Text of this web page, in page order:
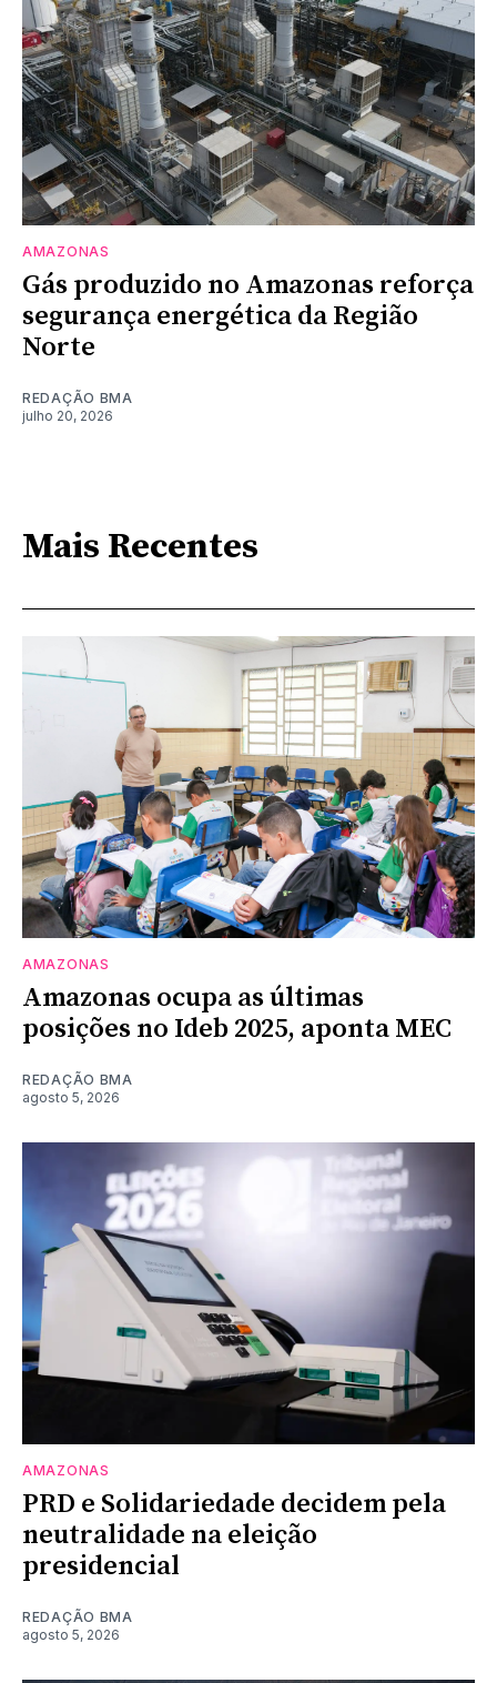
AMAZONAS
Gás produzido no Amazonas reforça
segurança energética da Região
Norte
REDAÇÃO BMA
julho 20, 2026
Mais Recentes
AMAZONAS
Amazonas ocupa as últimas
posições no Ideb 2025, aponta MEC
REDAÇÃO BMA
agosto 5, 2026
AMAZONAS
PRD e Solidariedade decidem pela
neutralidade na eleição
presidencial
REDAÇÃO BMA
agosto 5, 2026